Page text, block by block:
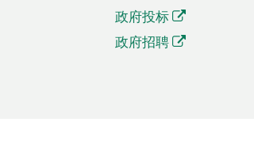
政府投标
政府招聘